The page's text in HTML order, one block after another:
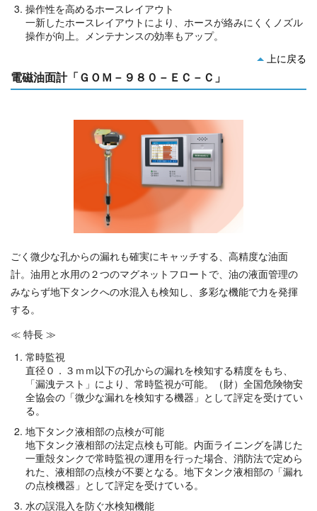
操作性を高めるホースレイアウト
一新したホースレイアウトにより、ホースが絡みにくくノズル
操作が向上。メンテナンスの効率もアップ。
上に戻る
電磁油面計「ＧＯＭ－９８０－ＥＣ－Ｃ」
ごく微少な孔からの漏れも確実にキャッチする、高精度な油面
計。油用と水用の２つのマグネットフロートで、油の液面管理の
みならず地下タンクへの水混入も検知し、多彩な機能で力を発揮
する。
≪ 特長 ≫
常時監視
直径０．３ｍｍ以下の孔からの漏れを検知する精度をもち、
「漏洩テスト」により、常時監視が可能。（財）全国危険物安
全協会の「微少な漏れを検知する機器」として評定を受けてい
る。
地下タンク液相部の点検が可能
地下タンク液相部の法定点検も可能。内面ライニングを講じた
一重殻タンクで常時監視の運用を行った場合、消防法で定めら
れた、液相部の点検が不要となる。地下タンク液相部の「漏れ
の点検機器」として評定を受けている。
水の誤混入を防ぐ水検知機能